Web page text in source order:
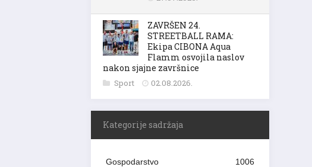
ZAVRŠEN 24.
STREETBALL RAMA:
Ekipa CIBONA Aqua
Flamm osvojila naslov
nakon sjajne završnice
Sport 02.08.2026.
Kategorije sadržaja
Gospodarstvo 1006